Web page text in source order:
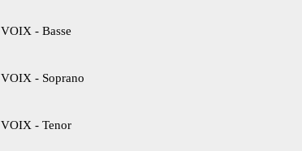
VOIX - Basse
VOIX - Soprano
VOIX - Tenor